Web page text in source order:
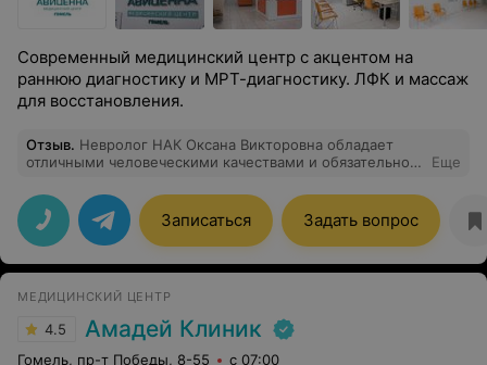
Современный медицинский центр с акцентом на
раннюю диагностику и МРТ-диагностику. ЛФК и массаж
для восстановления.
Отзыв. Невролог НАК Оксана Викторовна обладает
отличными человеческими качествами и обязательно
она сама вам расскажет всё о вашей проблеме со всех
сторон. На мой взгляд, это именно то, что вы
ожидаете от доктора. Мне понравились оба мои
приёма у этого доктора.
Еще
Записаться Задать вопрос
МЕДИЦИНСКИЙ ЦЕНТР
4.5 Амадей Клиник
Гомель, пр-т Победы, 8-55 с 07:00